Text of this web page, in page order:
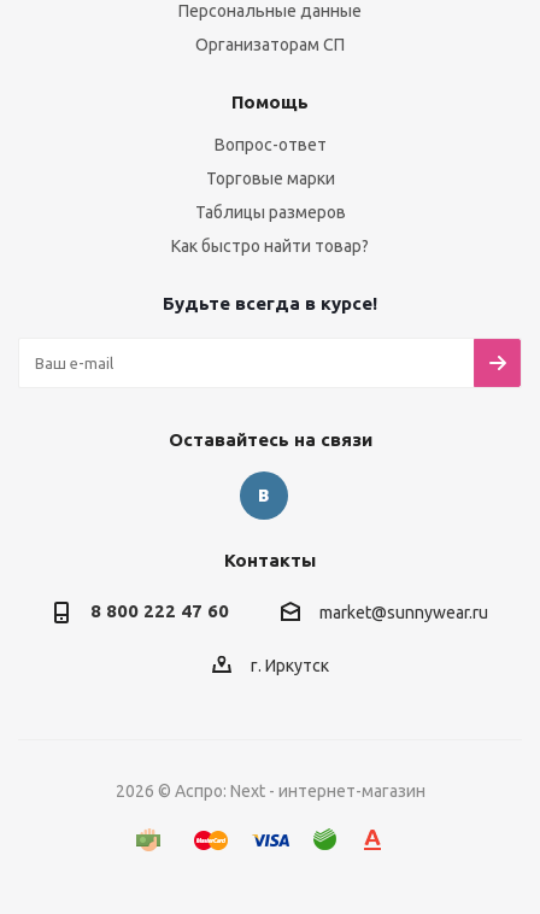
Персональные данные
Организаторам СП
Помощь
Вопрос-ответ
Торговые марки
Таблицы размеров
Как быстро найти товар?
Будьте всегда в курсе!
Оставайтесь на связи
Контакты
8 800 222 47 60 market@sunnywear.ru
г. Иркутск
2026 © Аспро: Next - интернет-магазин